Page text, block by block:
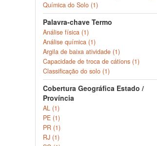
Química do Solo (1)
Palavra-chave Termo
Análise física (1)
Análise química (1)
Argila de baixa atividade (1)
Capacidade de troca de cátions (1)
Classificação do solo (1)
Cobertura Geográfica Estado /
Província
AL (1)
PE (1)
PR (1)
RJ (1)